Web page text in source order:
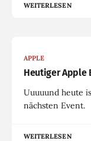
WEITERLESEN
APPLE
Heutiger Apple
Uuuuund heute
nächsten Event.
WEITERLESEN